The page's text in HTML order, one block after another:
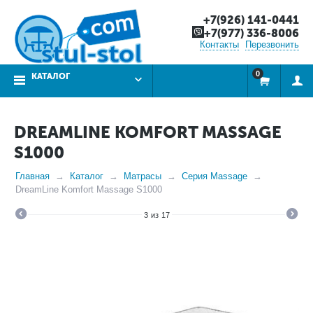
+7(926) 141-0441
+7(977) 336-8006
Контакты Перезвонить
КАТАЛОГ 0
DREAMLINE KOMFORT MASSAGE
S1000
Главная Каталог Матрасы
Серия Massage
DreamLine Komfort Massage S1000
3 из 17